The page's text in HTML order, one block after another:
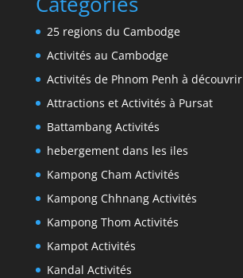
25 regions du Cambodge
Activités au Cambodge
Activités de Phnom Penh à découvrir
Attractions et Activités à Pursat
Battambang Activités
hebergement dans les iles
Kampong Cham Activités
Kampong Chhnang Activités
Kampong Thom Activités
Kampot Activités
Kandal Activités